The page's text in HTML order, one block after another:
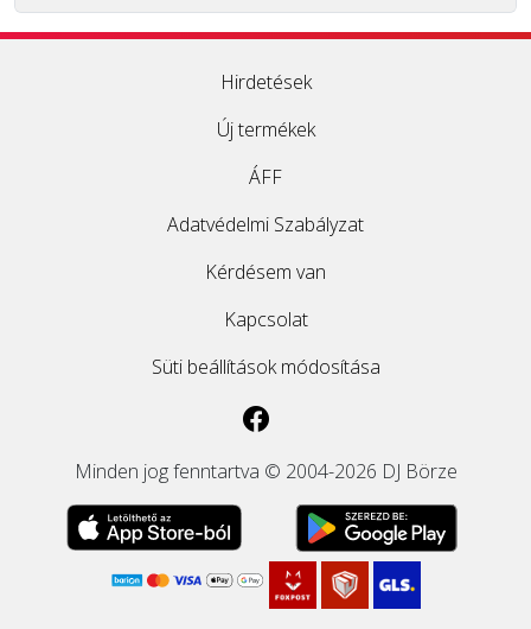
Hirdetések
Új termékek
ÁFF
Adatvédelmi Szabályzat
Kérdésem van
Kapcsolat
Süti beállítások módosítása
Minden jog fenntartva © 2004-2026 DJ Börze